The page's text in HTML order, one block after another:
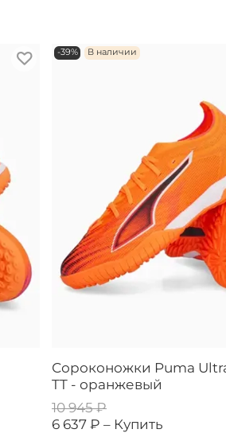
-39% В наличии
Сороконожки Puma
TT - оранжевый
10 945 ₽
6 637 ₽ – Купить